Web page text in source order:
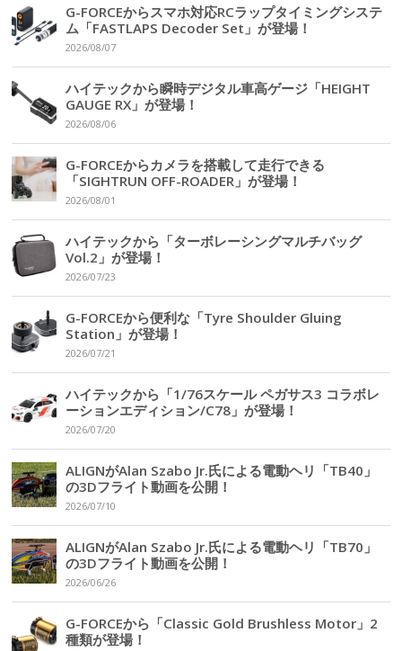
G-FORCEからスマホ対応RCラップタイミングシステ
ム「FASTLAPS Decoder Set」が登場！
2026/08/07
ハイテックから瞬時デジタル車高ゲージ「HEIGHT
GAUGE RX」が登場！
2026/08/06
G-FORCEからカメラを搭載して走行できる
「SIGHTRUN OFF-ROADER」が登場！
2026/08/01
ハイテックから「ターボレーシングマルチバッグ
Vol.2」が登場！
2026/07/23
G-FORCEから便利な「Tyre Shoulder Gluing
Station」が登場！
2026/07/21
ハイテックから「1/76スケール ペガサス3 コラボレ
ーションエディション/C78」が登場！
2026/07/20
ALIGNがAlan Szabo Jr.氏による電動ヘリ「TB40」
の3Dフライト動画を公開！
2026/07/10
ALIGNがAlan Szabo Jr.氏による電動ヘリ「TB70」
の3Dフライト動画を公開！
2026/06/26
G-FORCEから「Classic Gold Brushless Motor」2
種類が登場！